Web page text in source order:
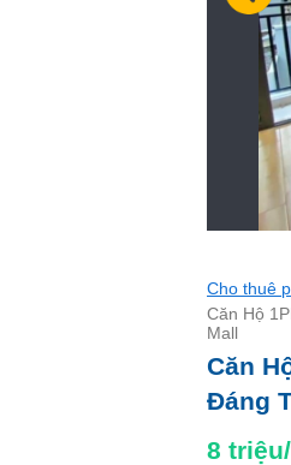
Cho thuê
Căn Hộ
Mall
Căn
Đáng
8